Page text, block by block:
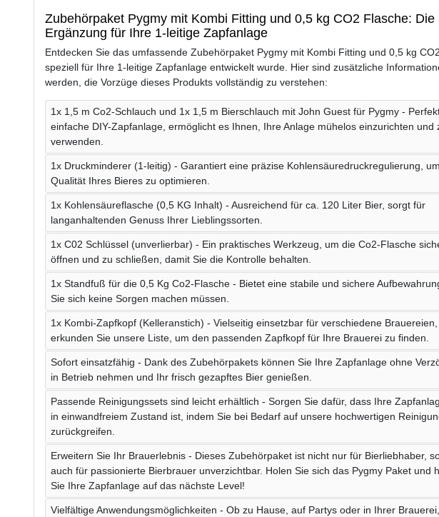
Zubehörpaket Pygmy mit Kombi Fitting und 0,5 kg CO2 Flasche: Die
Ergänzung für Ihre 1-leitige Zapfanlage
Entdecken Sie das umfassende Zubehörpaket Pygmy mit Kombi Fitting und 0,5 kg
speziell für Ihre 1-leitige Zapfanlage entwickelt wurde. Hier sind zusätzliche
werden, die Vorzüge dieses Produkts vollständig zu verstehen:
1x 1,5 m Co2-Schlauch und 1x 1,5 m Bierschlauch mit John Guest für Pygmy -
einfache DIY-Zapfanlage, ermöglicht es Ihnen, Ihre Anlage mühelos einzurichten und
verwenden.
1x Druckminderer (1-leitig) - Garantiert eine präzise Kohlensäuredruckregulierung,
Qualität Ihres Bieres zu optimieren.
1x Kohlensäureflasche (0,5 KG Inhalt) - Ausreichend für ca. 120 Liter Bier, sorgt für
langanhaltenden Genuss Ihrer Lieblingssorten.
1x C02 Schlüssel (unverlierbar) - Ein praktisches Werkzeug, um die Co2-Flasche
öffnen und zu schließen, damit Sie die Kontrolle behalten.
1x Standfuß für die 0,5 Kg Co2-Flasche - Bietet eine stabile und sichere
Sie sich keine Sorgen machen müssen.
1x Kombi-Zapfkopf (Kelleranstich) - Vielseitig einsetzbar für verschiedene Brauereien,
erkunden Sie unsere Liste, um den passenden Zapfkopf für Ihre Brauerei zu finden.
Sofort einsatzfähig - Dank des Zubehörpakets können Sie Ihre Zapfanlage ohne
in Betrieb nehmen und Ihr frisch gezapftes Bier genießen.
Passende Reinigungssets sind leicht erhältlich - Sorgen Sie dafür, dass Ihre
in einwandfreiem Zustand ist, indem Sie bei Bedarf auf unsere hochwertigen
zurückgreifen.
Erweitern Sie Ihr Brauerlebnis - Dieses Zubehörpaket ist nicht nur für Bierliebhaber,
auch für passionierte Bierbrauer unverzichtbar. Holen Sie sich das Pygmy Paket und
Sie Ihre Zapfanlage auf das nächste Level!
Vielfältige Anwendungsmöglichkeiten - Ob zu Hause, auf Partys oder in Ihrer